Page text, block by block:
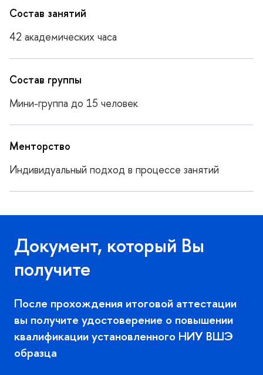
Состав занятий
42 академических часа
Состав группы
Мини-группа до 15 человек
Менторство
Индивидуальный подход в процессе занятий
Документ, который Вы
получите
После прохождения итоговой аттестации
ы получите удостоверение о повышении
квалификации установленного НИУ ВШЭ
образца